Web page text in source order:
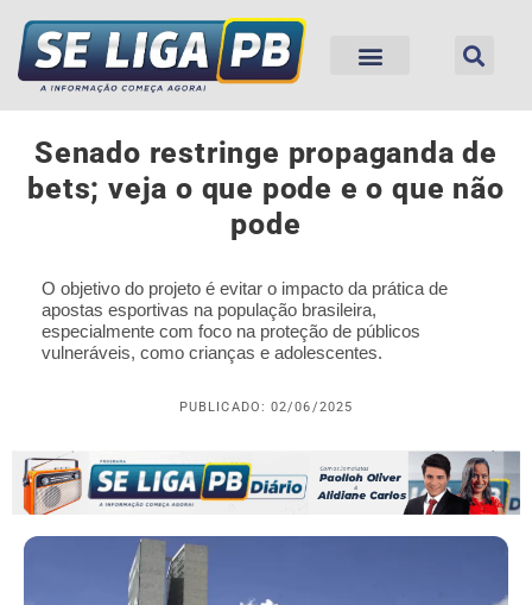
Senado restringe propaganda de
bets; veja o que pode e o que não
pode
O objetivo do projeto é evitar o impacto da prática de
apostas esportivas na população brasileira,
especialmente com foco na proteção de públicos
vulneráveis, como crianças e adolescentes.
PUBLICADO: 02/06/2025